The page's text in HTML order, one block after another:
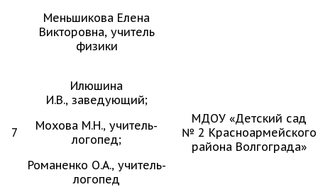
Меньшикова Елена
Викторовна, учитель
физики
7
Илюшина
И.В., заведующий;
Мохова М.Н., учитель-
логопед;
Романенко О.А., учитель-
логопед
МДОУ «Детский сад
№ 2 Красноармейского
района Волгограда»